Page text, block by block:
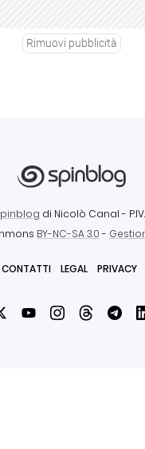
Rimuovi pubblicità
di Nicolò Canal -
BY-NC-SA 3.0-
CONTATTI LEGAL PRIVACY